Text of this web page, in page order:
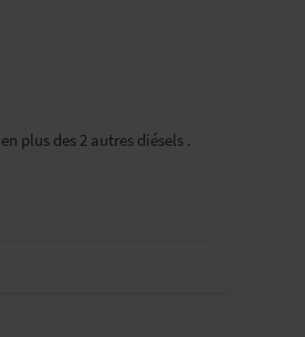
plus des 2 autres diésels .